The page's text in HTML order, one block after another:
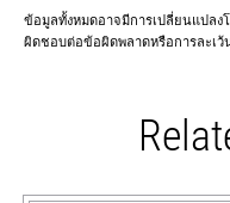
ข้อมูลทั้งหมดอาจมีการเปลี่ยนแปลง
ผิดชอบต่อข้อผิดพลาดหรือการละเว้